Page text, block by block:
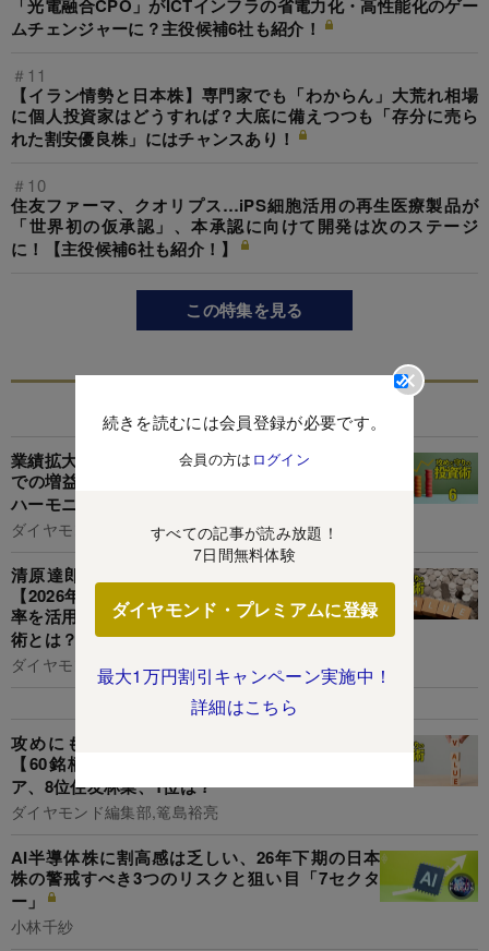
続きを読むには会員登録が必要です。
会員の方は ログイン
すべての記事が読み放題！
7日間無料体験
ダイヤモンド・プレミアムに登録
最大1万円割引キャンペーン実施中！
詳細はこちら
「光電融合CPO」がICTインフラの省電力化・高性能化のゲー
ムチェンジャーに？主役候補6社も紹介！
＃11
【イラン情勢と日本株】専門家でも「わからん」大荒れ相場
に個人投資家はどうすれば？大底に備えつつも「存分に売ら
れた割安優良株」にはチャンスあり！
＃10
住友ファーマ、クオリプス…iPS細胞活用の再生医療製品が
「世界初の仮承認」、本承認に向けて開発は次のステージ
に！【主役候補6社も紹介！】
この特集を見る
関連記事
業績拡大「大化け株候補」ランキング【再来期ま
での増益率が高い120銘柄】3位キオクシア、4位
ハーモニックDS、1位は？
ダイヤモンド編集部,篭島裕亮
清原達郎式「割安小型成長株」候補194銘柄！
【2026年3月最新版】独自のネットキャッシュ比
率を活用したアクティビストも注目する銘柄発掘
術とは？
ダイヤモンド編集部,篭島裕亮
攻めにも守りにも強い「割安株」ランキング
【60銘柄】再来期利益で算出！11位キオクシ
ア、8位住友林業、1位は？
ダイヤモンド編集部,篭島裕亮
AI半導体株に割高感は乏しい、26年下期の日本
株の警戒すべき3つのリスクと狙い目「7セクタ
ー」
小林千紗